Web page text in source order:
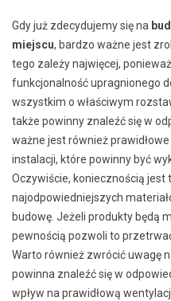
Gdy już zdecydujemy się na
miejscu, bardzo ważne jest
tego zależy najwięcej,
funkcjonalność upragnionego
wszystkim o właściwym
także powinny znaleźć się w
ważne jest również
instalacji, które powinny być
Oczywiście, koniecznością jest
najodpowiedniejszych
budowę. Jeżeli produkty będą
pewnością pozwoli to
Warto również zwrócić uwagę
powinna znaleźć się w
wpływ na prawidłową